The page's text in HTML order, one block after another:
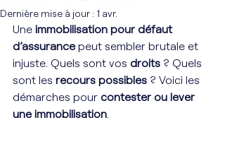
Dernière mise à jour : 1 avr.
Une immobilisation pour défaut
d’assurance peut sembler brutale et
injuste. Quels sont vos droits ? Quels
sont les recours possibles ? Voici les
démarches pour contester ou lever
une immobilisation